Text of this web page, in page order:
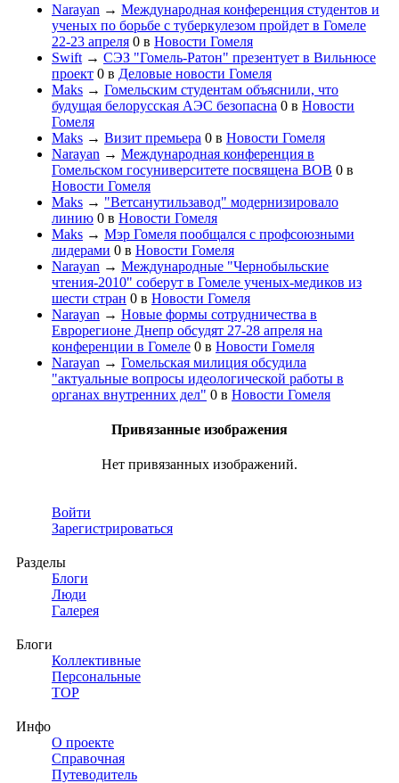
Narayan → Международная конференция студентов и
ученых по борьбе с туберкулезом пройдет в Гомеле
22-23 апреля 0 в Новости Гомеля
Swift → СЭЗ "Гомель-Ратон" презентует в Вильнюсе
проект 0 в Деловые новости Гомеля
Maks → Гомельским студентам объяснили, что
будущая белорусская АЭС безопасна 0 в Новости
Гомеля
Maks → Визит премьера 0 в Новости Гомеля
Narayan → Международная конференция в
Гомельском госуниверситете посвящена ВОВ 0 в
Новости Гомеля
Maks → "Ветсанутильзавод" модернизировало
линию 0 в Новости Гомеля
Maks → Мэр Гомеля пообщался с профсоюзными
лидерами 0 в Новости Гомеля
Narayan → Международные "Чернобыльские
чтения-2010" соберут в Гомеле ученых-медиков из
шести стран 0 в Новости Гомеля
Narayan → Новые формы сотрудничества в
Еврорегионе Днепр обсудят 27-28 апреля на
конференции в Гомеле 0 в Новости Гомеля
Narayan → Гомельская милиция обсудила
"актуальные вопросы идеологической работы в
органах внутренних дел" 0 в Новости Гомеля
Привязанные изображения
Нет привязанных изображений.
Войти
Зарегистрироваться
Разделы
Блоги
Люди
Галерея
Блоги
Коллективные
Персональные
TOP
Инфо
О проекте
Справочная
Путеводитель